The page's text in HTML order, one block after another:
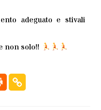
adeguato e stivali
non solo!!